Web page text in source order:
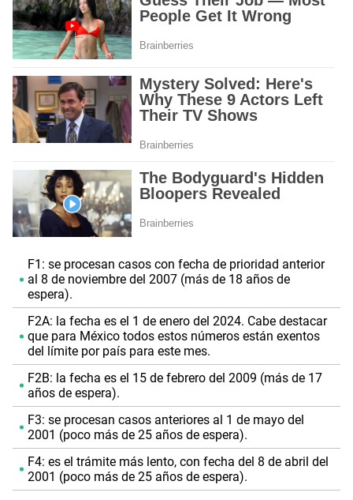
F1: se procesan casos con fecha de prioridad anterior
al 8 de noviembre del 2007 (más de 18 años de
espera).
F2A: la fecha es el 1 de enero del 2024. Cabe destacar
que para México todos estos números están exentos
del límite por país para este mes.
F2B: la fecha es el 15 de febrero del 2009 (más de 17
años de espera).
F3: se procesan casos anteriores al 1 de mayo del
2001 (poco más de 25 años de espera).
F4: es el trámite más lento, con fecha del 8 de abril del
2001 (poco más de 25 años de espera).